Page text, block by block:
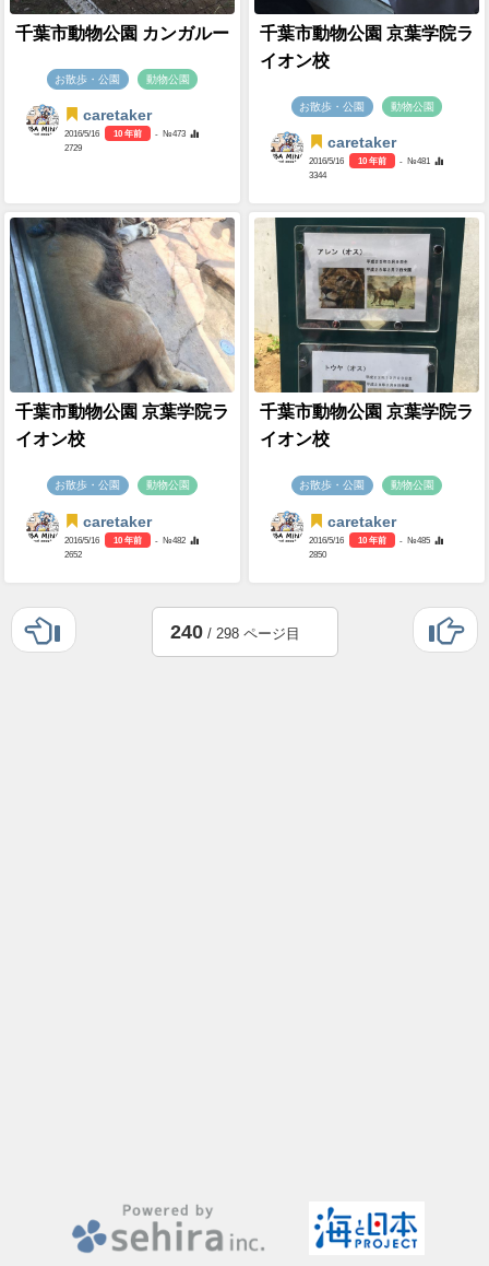
千葉市動物公園 カンガルー
お散歩・公園 動物公園
caretaker
2016/5/16 10 年前
- №473
2729
千葉市動物公園 京葉学院ラ
イオン校
お散歩・公園 動物公園
caretaker
2016/5/16 10 年前
- №481
3344
千葉市動物公園 京葉学院ラ
イオン校
お散歩・公園 動物公園
caretaker
2016/5/16 10 年前
- №482
2652
千葉市動物公園 京葉学院ラ
イオン校
お散歩・公園 動物公園
caretaker
2016/5/16 10 年前
- №485
2850
240/ 298 ページ目